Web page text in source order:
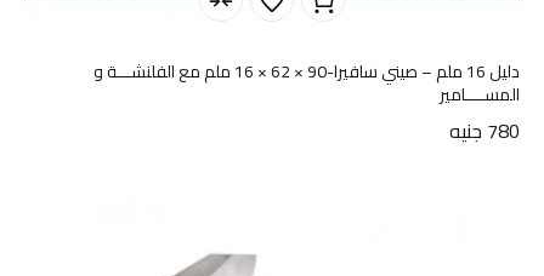
دليل 16 ملم – صيني سافيرا-90 × 62 × 16 ملم مع الفلنشـــة و
المســــامير
780 جنيه